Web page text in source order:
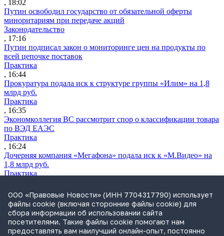
, 18:02
Путин освободил государство от обязательной оферты
миноритариям при передаче акций
Законодательство
, 17:16
Путин подписал закон о мониторинге цен на продукты по
всей цепочке поставок
Практика
, 16:44
Прокуратура подала иск к структуре группы «Илим» на 1,8
млрд руб.
Практика
, 16:35
Экономколлегия ВС рассмотрит спор о классификации товара
по ВЭД ЕАЭС
Практика
, 16:24
Дочерняя компания «Мегафона» подала иск к «М.Видео» на
1,8 млрд руб.
Практика
СИП проверит отмену патента на систему управления
устройствами после возражений «Яндекса»
Практика
, 15:17
Суды 10 стран рассматривают иски российской «дочки»
ООО «Правовые Новости» (ИНН 7704317790) использует
файлы cookie (включая сторонние файлы cookie) для
сбора информации об использовании сайта
посетителями. Такие файлы cookie помогают нам
предоставлять вам наилучший онлайн-опыт, постоянно